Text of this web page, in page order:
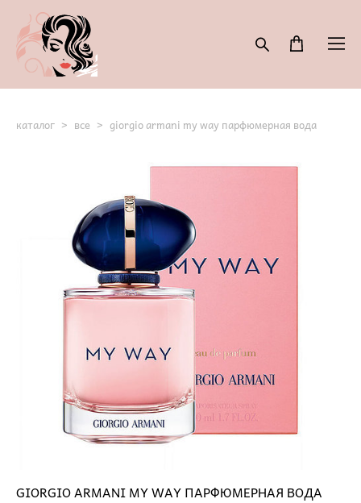
каталог > все > giorgio armani my way парфюмерная вода
GIORGIO ARMANI MY WAY ПАРФЮМЕРНАЯ ВОДА